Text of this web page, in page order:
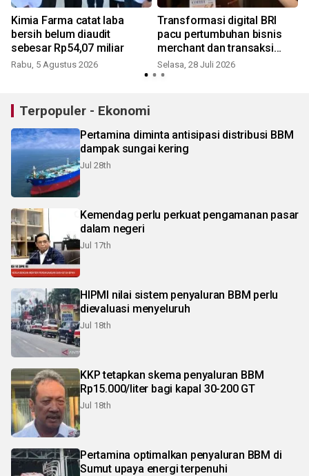
Kimia Farma catat laba
bersih belum diaudit
sebesar Rp54,07 miliar
Rabu, 5 Agustus 2026
Transformasi digital BRI
pacu pertumbuhan bisnis
merchant dan transaksi
QRIS
Selasa, 28 Juli 2026
Terpopuler - Ekonomi
Pertamina diminta antisipasi distribusi BBM
dampak sungai kering
Jul 28th
Kemendag perlu perkuat pengamanan pasar
dalam negeri
Jul 17th
HIPMI nilai sistem penyaluran BBM perlu
dievaluasi menyeluruh
Jul 18th
KKP tetapkan skema penyaluran BBM
Rp15.000/liter bagi kapal 30-200 GT
Jul 18th
Pertamina optimalkan penyaluran BBM di
Sumut upaya energi terpenuhi